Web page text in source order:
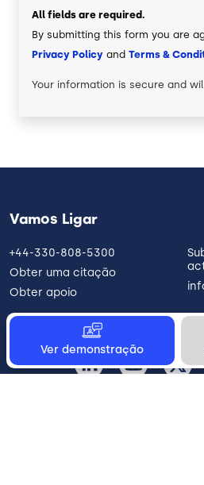
All fields are required.
By submitting this form you are
Privacy Policy and Terms &
Your information is secure and
Ver demonstração
Vamos Ligar
+44-330-808-5300
Obter uma citação
Obter apoio